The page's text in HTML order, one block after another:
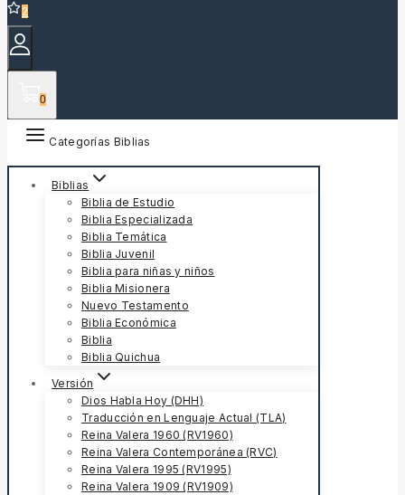
2
0
Categorías Biblias
Biblias
Biblia de Estudio
Biblia Especializada
Biblia Temática
Biblia Juvenil
Biblia para niñas y niños
Biblia Misionera
Nuevo Testamento
Biblia Económica
Biblia
Biblia Quichua
Versión
Dios Habla Hoy (DHH)
Traducción en Lenguaje Actual (TLA)
Reina Valera 1960 (RV1960)
Reina Valera Contemporánea (RVC)
Reina Valera 1995 (RV1995)
Reina Valera 1909 (RV1909)